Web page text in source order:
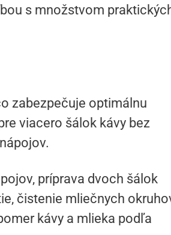
s množstvom
zabezpečuje optimálnu
viacero šálok kávy bez
príprava dvoch šálok
čistenie mliečnych
kávy a mlieka podľa